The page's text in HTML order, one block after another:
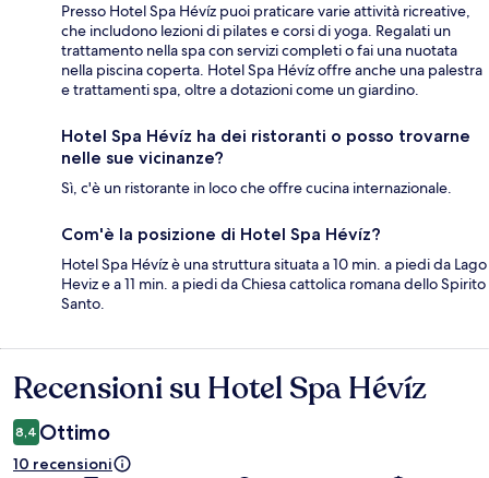
Presso Hotel Spa Hévíz puoi praticare varie attività ricreative,
che includono lezioni di pilates e corsi di yoga. Regalati un
trattamento nella spa con servizi completi o fai una nuotata
nella piscina coperta. Hotel Spa Hévíz offre anche una palestra
e trattamenti spa, oltre a dotazioni come un giardino.
Hotel Spa Hévíz ha dei ristoranti o posso trovarne
nelle sue vicinanze?
Sì, c'è un ristorante in loco che offre cucina internazionale.
Com'è la posizione di Hotel Spa Hévíz?
Hotel Spa Hévíz è una struttura situata a 10 min. a piedi da Lago
Heviz e a 11 min. a piedi da Chiesa cattolica romana dello Spirito
Santo.
Recensioni
Recensioni su Hotel Spa Hévíz
8,4 Ottimo
10 recensioni